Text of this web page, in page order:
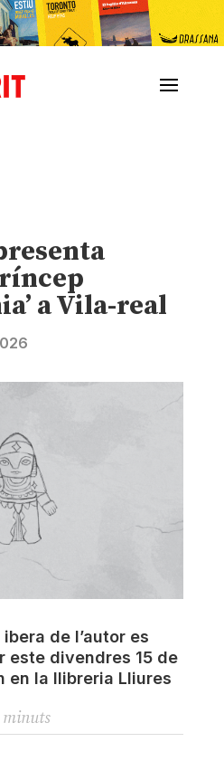
a Vila-real
de l’autor es
este divendres 15 de
en la llibreria Lliures
minuts